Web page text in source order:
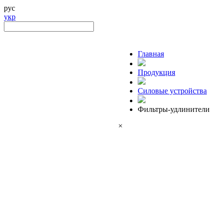
рус
укр
Главная
Продукция
Силовые устройства
Фильтры-удлинители
×